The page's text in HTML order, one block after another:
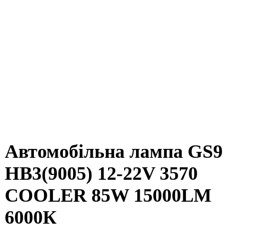
Автомобільна лампа GS9
HB3(9005) 12-22V 3570
COOLER 85W 15000LM
6000К